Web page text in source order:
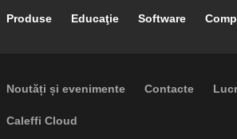
Footer main navigation
Produse Educaţie Software
Footer secondary navigation
Noutăți și evenimente Contacte
Caleffi Cloud